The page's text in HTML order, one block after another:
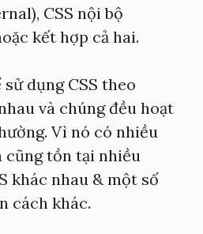
CSS nội bộ
kết hợp cả hai.
dụng CSS theo
và chúng đều hoạt
Vì nó có nhiều
cũng tồn tại nhiều
khác nhau & một số
cách khác.